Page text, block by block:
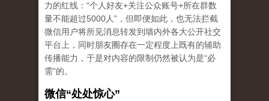
力的红线：“个人好友+关注公众账号+所在群数
量不能超过5000人”，但即便如此，也无法拦截
微信用户将所见消息转发到墙内外各大公开社交
平台上，同时朋友圈存在一定程度上既有的辅助
传播能力，于是对内容的限制仍然被认为是“必
需”的。
微信“处处惊心”